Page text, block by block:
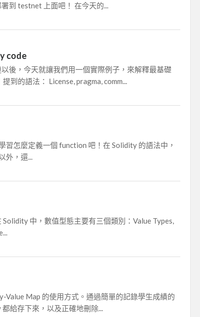
到 testnet 上面吧！ 在今天的...
code
後，今天就讓我們用一個實際例子，來解釋最基礎
到的語法： License, pragma, comm...
習怎麼定義一個 function 吧！在 Solidity 的語法中，
，還...
中，數值型態主要有三個類別：Value Types,
Value Map 的使用方式。通過簡單的記錄學生成績的
給存下來，以及正確地刪除...